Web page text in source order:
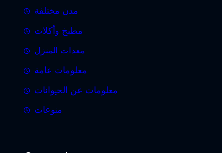
مدن مختلفة
مطبخ وأكلات
معدات المنزل
معلومات عامة
معلومات عن الحيوانات
منوعات